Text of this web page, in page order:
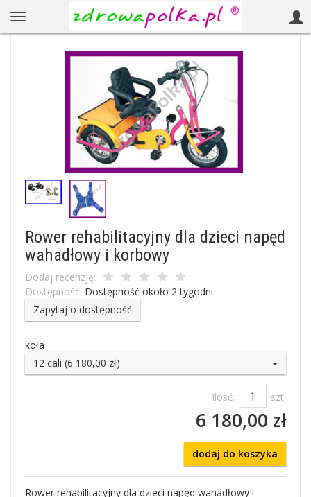
Rower rehabilitacyjny dla dzieci napęd
wahadłowy i korbowy
Dodaj recenzję:
Dostępność: Dostępność około 2 tygodni
Zapytaj o dostępność
koła
12 cali (6 180,00 zł)
Ilość: szt.
6 180,00 zł
dodaj do koszyka
Rower rehabilitacyjny dla dzieci napęd wahadłowy i